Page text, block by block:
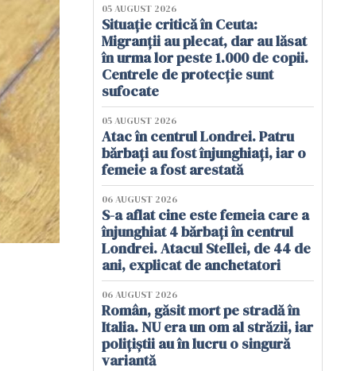
05 AUGUST 2026
Situație critică în Ceuta:
Migranții au plecat, dar au lăsat
în urma lor peste 1.000 de copii.
Centrele de protecție sunt
sufocate
05 AUGUST 2026
Atac în centrul Londrei. Patru
bărbați au fost înjunghiați, iar o
femeie a fost arestată
06 AUGUST 2026
S-a aflat cine este femeia care a
înjunghiat 4 bărbați în centrul
Londrei. Atacul Stellei, de 44 de
ani, explicat de anchetatori
06 AUGUST 2026
Român, găsit mort pe stradă în
Italia. NU era un om al străzii, iar
polițiștii au în lucru o singură
variantă